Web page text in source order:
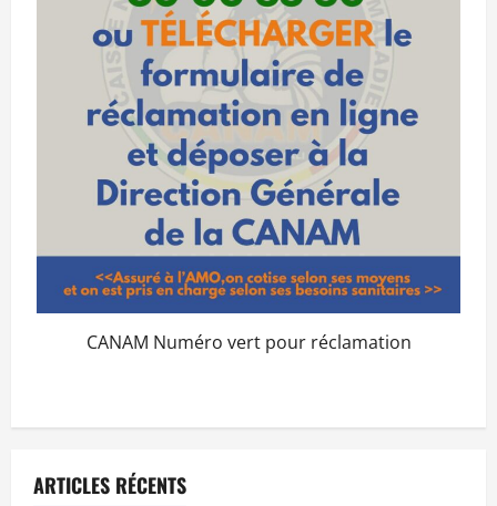
CANAM Numéro vert pour réclamation
ARTICLES RÉCENTS